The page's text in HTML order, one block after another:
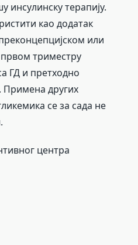
инсулинску терапију.
као додатак
или
првом триместру
ГД и претходно
Примена других
се за сада не
центра